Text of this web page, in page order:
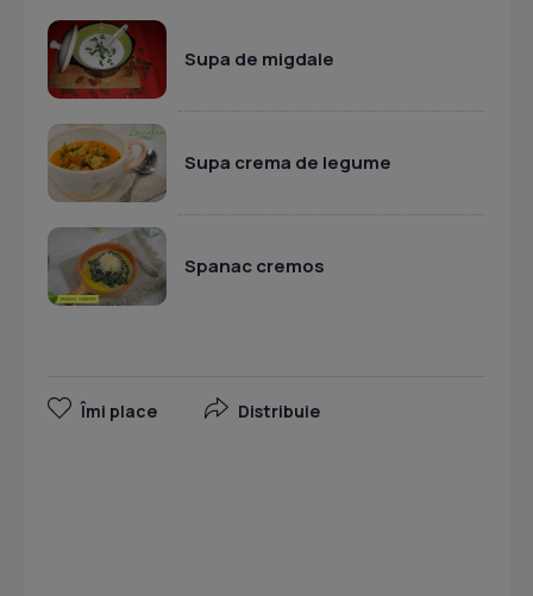
Supa de migdale
Supa crema de legume
Spanac cremos
Îmi place Distribuie